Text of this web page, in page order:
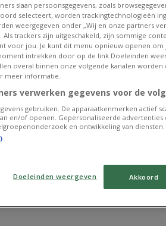
slaan persoonsgegevens, zoals
selecteert, worden trackingtechnologieën
weergegeven onder „Wij en onze partners
Als trackers zijn uitgeschakeld, zijn sommige
voor jou. Je kunt dit menu opnieuw openen om
intrekken door op de link Doeleinden
overal binnen onze volgende kanalen
meer informatie.
verwerken gegevens voor de
gebruiken. De apparaatkenmerken actief
en/of openen. Gepersonaliseerde
en ontwikkeling van diensten.
Doeleinden weergeven Akkoord